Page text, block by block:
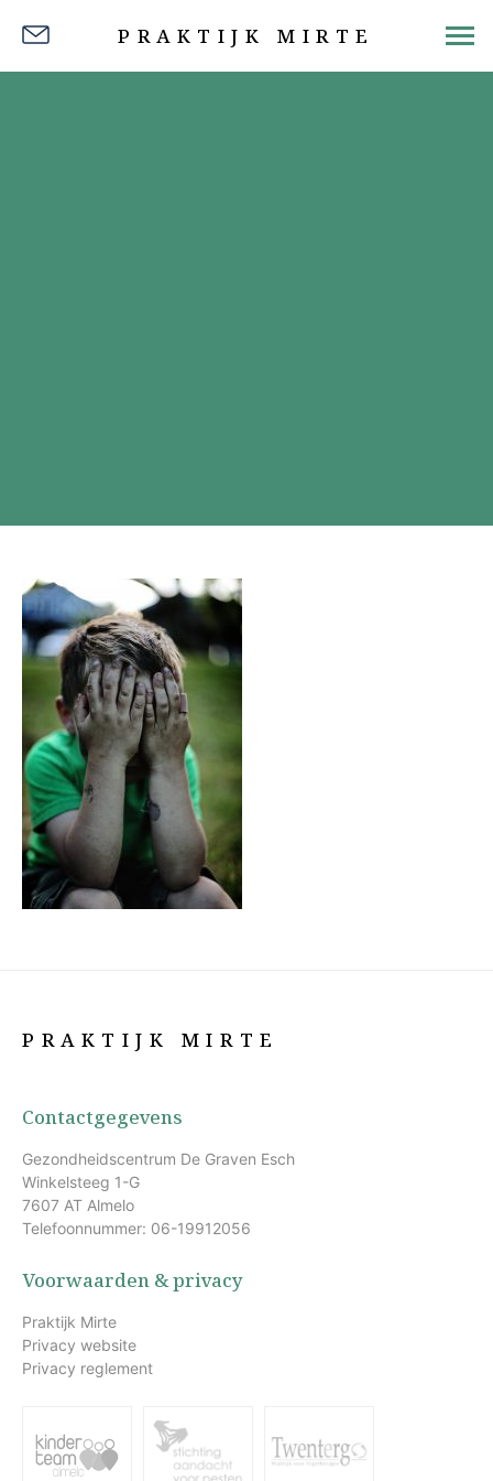
PRAKTIJK MIRTE
PRAKTIJK MIRTE
Contactgegevens
Gezondheidscentrum De Graven Esch
Winkelsteeg 1-G
7607 AT Almelo
Telefoonnummer: 06-19912056
Voorwaarden & privacy
Praktijk Mirte
Privacy website
Privacy reglement